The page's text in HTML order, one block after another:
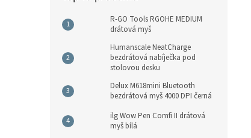
R-GO Tools RGOHE MEDIUM
drátová myš
Humanscale NeatCharge
bezdrátová nabíječka pod
stolovou desku
Delux M618mini Bluetooth
bezdrátová myš 4000 DPI černá
ilg Wow Pen Comfi II drátová
myš bílá